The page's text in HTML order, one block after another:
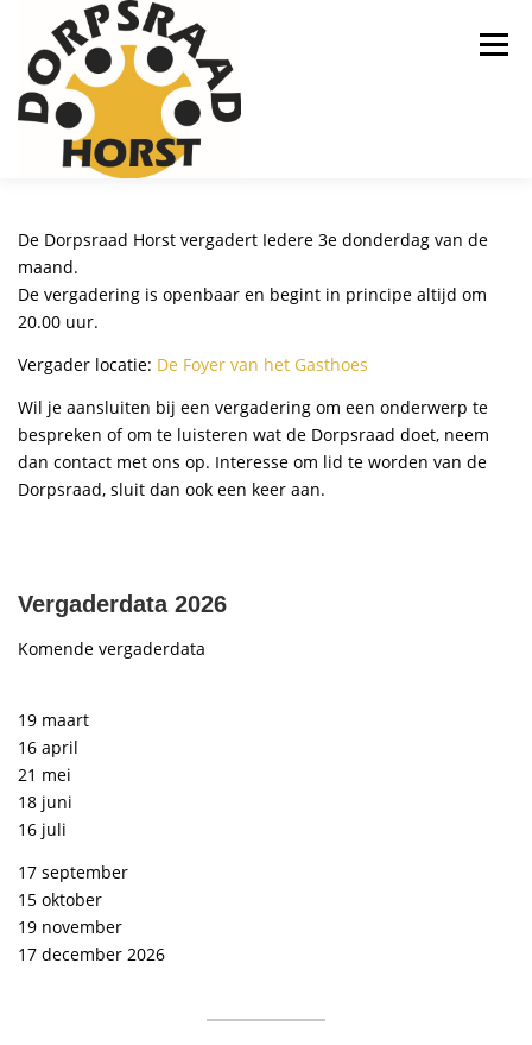
inhoud
Menu
VERGADERINGEN
GEZAMENLIJKE COLLECTE
De Dorpsraad Horst vergadert Iedere 3e donderdag van de
maand.
De vergadering is openbaar en begint in principe altijd om
20.00 uur.
Vergader locatie: De Foyer van het Gasthoes
Wil je aansluiten bij een vergadering om een onderwerp te
bespreken of om te luisteren wat de Dorpsraad doet, neem
dan contact met ons op. Interesse om lid te worden van de
Dorpsraad, sluit dan ook een keer aan.
Vergaderdata 2026
Komende vergaderdata
19 maart
16 april
21 mei
18 juni
16 juli
17 september
15 oktober
19 november
17 december 2026